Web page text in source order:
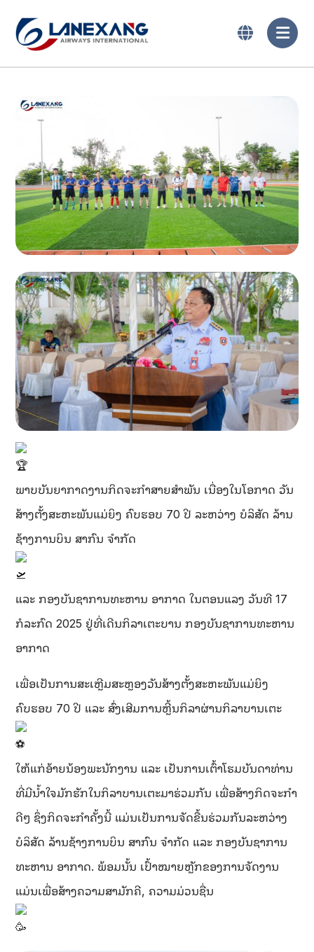
ພາບບັນຍາກາດງານກິດຈະກຳສາຍສຳພັນ ເນື່ອງໃນໂອກາດ ວັນ
ສ້າງຕັ້ງສະຫະພັນແມ່ຍິງ ຄົບຮອບ 70 ປີ ລະຫວ່າງ ບໍລິສັດ ລ້ານ
ຊ້າງການບິນ ສາກົນ ຈຳກັດ
ແລະ ກອງບັນຊາການທະຫານ ອາກາດ ໃນຕອນແລງ ວັນທີ 17
ກໍລະກົດ 2025 ຢູ່ທີ່ເດີນກິລາເຕະບານ ກອງບັນຊາການທະຫານ
ອາກາດ
ເພື່ອເປັນການສະເຫຼີມສະຫຼອງວັນສ້າງຕັ້ງສະຫະພັນແມ່ຍິງ
ຄົບຮອບ 70 ປີ ແລະ ສົ່ງເສີມການຫຼີ້ນກິລາຜ່ານກິລາບານເຕະ
ໃຫ້ແກ່ອ້າຍນ້ອງພະນັກງານ ແລະ ເປັນການເຕົ້າໂຮມບັນດາທ່ານ
ທີ່ມີນໍ້າໃຈມັກຮັກໃນກິລາບານເຕະມາຮ່ວມກັນ ເພື່ອສ້າງກິດຈະກໍາ
ດີໆ ຊຶ່ງກິດຈະກຳຄັ້ງນີ້ ແມ່ນເປັນການຈັດຂື້ນຮ່ວມກັນລະຫວ່າງ
ບໍລິສັດ ລ້ານຊ້າງການບິນ ສາກົນ ຈຳກັດ ແລະ ກອງບັນຊາການ
ທະຫານ ອາກາດ. ພ້ອມນັ້ນ ເປົ້າໝາຍຫຼັກຂອງການຈັດງານ
ແມ່ນເພື່ອສ້າງຄວາມສາມັກຄີ, ຄວາມມ່ວນຊື່ນ